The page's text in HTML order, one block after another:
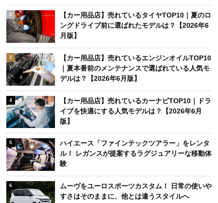
2
【カー用品店】売れているタイヤTOP10｜夏のロ
ングドライブ前に選ばれたモデルは？【2026年6
月版】
3
【カー用品店】売れているエンジンオイルTOP10
｜夏本番前のメンテナンスで選ばれている人気モ
デルは？【2026年6月版】
4
【カー用品店】売れているカーナビTOP10｜ドラ
イブを快適にする人気モデルは？【2026年6月
版】
5
ハイエース「ファインテックツアラー」をレンタ
ル！ レガンスが提案するラグジュアリーな移動体
験
6
ムーヴをユーロスポーツカスタム！ 日常の使いや
すさはそのままに、他とは違うスタイルへ